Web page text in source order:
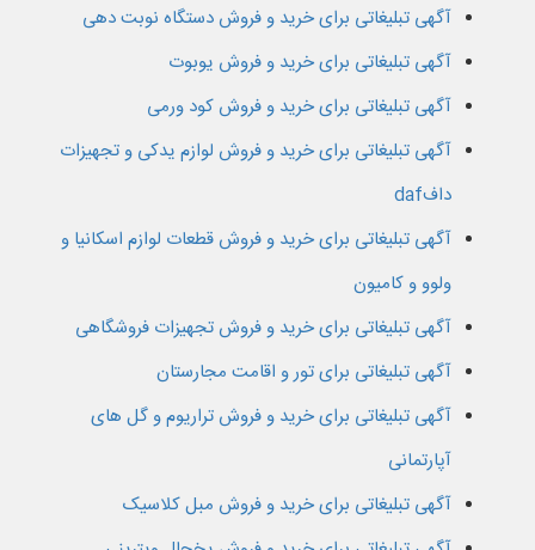
آگهی تبلیغاتی برای خرید و فروش دستگاه نوبت دهی
آگهی تبلیغاتی برای خرید و فروش یوبوت
آگهی تبلیغاتی برای خرید و فروش کود ورمی
آگهی تبلیغاتی برای خرید و فروش لوازم یدکی و تجهیزات
دافdaf
آگهی تبلیغاتی برای خرید و فروش قطعات لوازم اسکانیا و
ولوو و کامیون
آگهی تبلیغاتی برای خرید و فروش تجهیزات فروشگاهی
آگهی تبلیغاتی برای تور و اقامت مجارستان
آگهی تبلیغاتی برای خرید و فروش تراریوم و گل های
آپارتمانی
آگهی تبلیغاتی برای خرید و فروش مبل کلاسیک